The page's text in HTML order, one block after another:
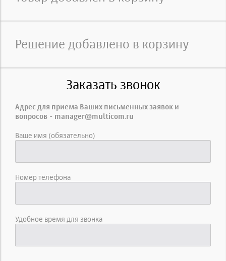
Решение добавлено в корзину
Заказать звонок
Адрес для приема Ваших письменных заявок и
вопросов - manager@multicom.ru
Ваше имя (обязательно)
Номер телефона
Удобное время для звонка